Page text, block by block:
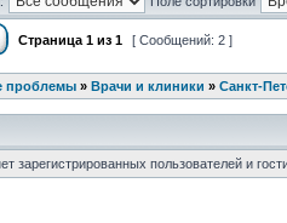
Страница 1из 1 [ Сообщений: 2 ]
проблемы» Врачи и клиники » Санкт-
зарегистрированных пользователей и